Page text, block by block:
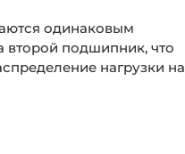
одинаковым
второй подшипник, что
нагрузки на